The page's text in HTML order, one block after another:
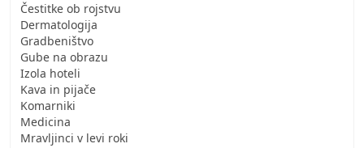
Čestitke ob rojstvu
Dermatologija
Gradbeništvo
Gube na obrazu
Izola hoteli
Kava in pijače
Komarniki
Medicina
Mravljinci v levi roki